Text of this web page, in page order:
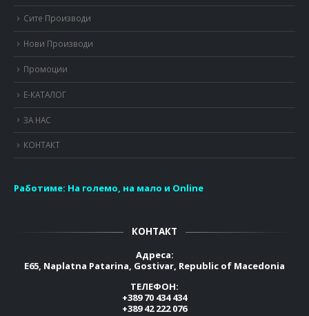
Сите Производи
Нови Производи
Промоции
Е-КАТАЛОГ
ЗА НАС
КОНТАКТ
Работиме: На големо, на мало и Online
КОНТАКТ
Адреса:
E65, Naplatna Patarina, Gostivar, Republic of Macedonia
ТЕЛЕФОН:
+389 70 434 434
+389 42 222 076